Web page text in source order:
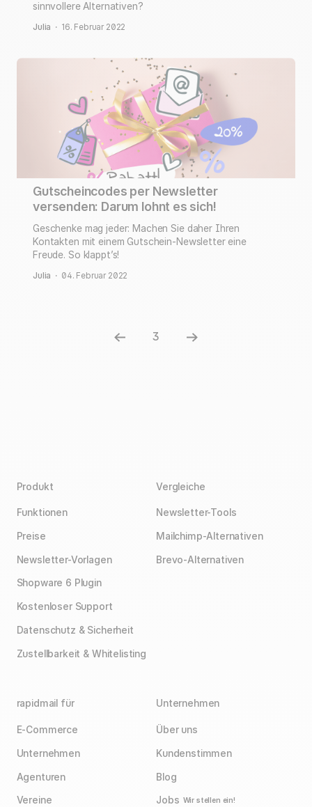
sinnvollere Alternativen?
Julia · 16. Februar 2022
Gutscheincodes per Newsletter
versenden: Darum lohnt es sich!
Geschenke mag jeder: Machen Sie daher Ihren
Kontakten mit einem Gutschein-Newsletter eine
Freude. So klappt’s!
Julia · 04. Februar 2022
3
Produkt
Funktionen
Preise
Newsletter-Vorlagen
Shopware 6 Plugin
Kostenloser Support
Datenschutz & Sicherheit
Zustellbarkeit & Whitelisting
Vergleiche
Newsletter-Tools
Mailchimp-Alternativen
Brevo-Alternativen
rapidmail für
E-Commerce
Unternehmen
Agenturen
Vereine
Unternehmen
Über uns
Kundenstimmen
Blog
Jobs Wir stellen ein!